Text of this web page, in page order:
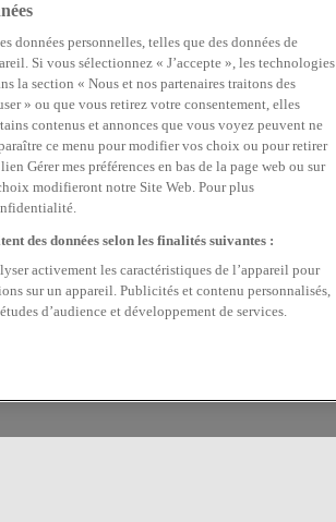
données personnelles, telles que des données de
Si vous sélectionnez « J’accepte », les technologies
la section « Nous et nos partenaires traitons des
» ou que vous retirez votre consentement, elles
contenus et annonces que vous voyez peuvent ne
ce menu pour modifier vos choix ou pour retirer
Gérer mes préférences en bas de la page web ou sur
modifieront notre Site Web. Pour plus
des données selon les finalités suivantes :
activement les caractéristiques de l’appareil pour
sur un appareil. Publicités et contenu personnalisés,
d’audience et développement de services.